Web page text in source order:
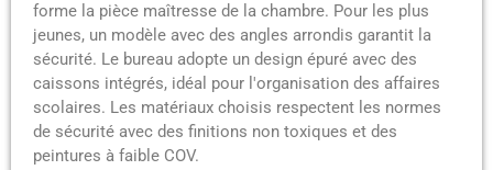
forme la pièce maîtresse de la chambre. Pour les plus
jeunes, un modèle avec des angles arrondis garantit la
sécurité. Le bureau adopte un design épuré avec des
caissons intégrés, idéal pour l'organisation des affaires
scolaires. Les matériaux choisis respectent les normes
de sécurité avec des finitions non toxiques et des
peintures à faible COV.